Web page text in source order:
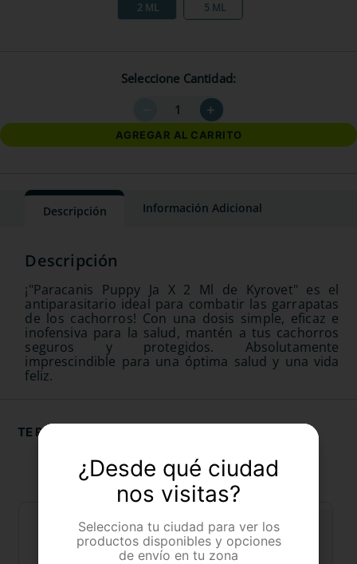
2 ML 5 ML
Seleccione Cantidad
＋
AGREGAR AL CARRITO
Descripción Información Adicional
¡"Paracanis Puppy Ja X 2 Ml de Kyrovet" es el
antiparasitario ideal para combatir las garrapatas
de los cachorros! Con una dosis simple, eficaz e
inofensiva para la salud, mantén a tus cachorros
seguros y protegidos. Absolutamente
imprescindible para una óptima salud y una vida
feliz.
TE RECOMENDAMOS
¿Desde qué ciudad
nos visitas?
Selecciona tu ciudad para ver los
productos disponibles y opciones
de envío en tu zona